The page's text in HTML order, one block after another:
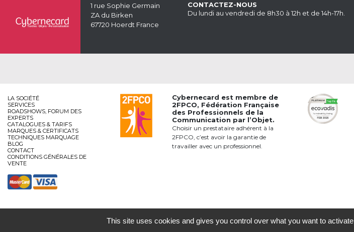
1 rue Sophie Germain
ZA du Birken
67720 Hoerdt France
CONTACTEZ-NOUS
Du lundi au vendredi de 8h30 à 12h et de 14h-17h.
LA SOCIÉTÉ
SERVICES
ROADSHOWS, FORUM DES
EXPERTS
CATALOGUES & TARIFS
MARQUES & CERTIFICATS
TECHNIQUES MARQUAGE
BLOG
CONTACT
CONDITIONS GÉNÉRALES DE
VENTE
Cybernecard est membre de
2FPCO, Fédération Française
des Professionnels de la
Communication par l’Objet.
Choisir un prestataire adhérent à la
2FPCO, c’est avoir la garantie de
travailler avec un professionnel.
This site uses cookies and gives you control over what you want to activate